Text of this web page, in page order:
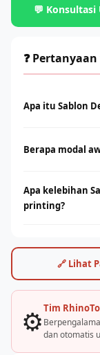
💬
❓
Apa itu Sablon
menggunakan
Berapa modal
starter manual
tim Rhino
Apa kelebihan
printing?
rendah. Digital
satuan, full-color,
🔗 Lihat
⚙️Tim
dan otomatis